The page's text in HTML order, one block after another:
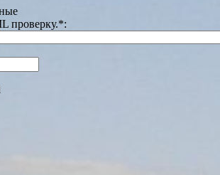
проверку.*: